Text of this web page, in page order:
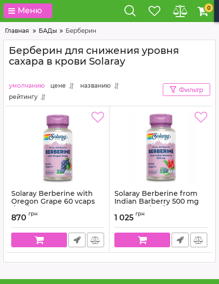
Меню 0
Главная БАДы Берберин
Берберин для снижения уровня
сахара в крови Solaray
умолчанию цене
названию
рейтингу
Фильтр
Solaray Berberine with
Oregon Grape 60 vcaps
берберин с орегонским
виноградом
Артикул: NP00033
870 грн
Solaray Berberine from
Indian Barberry 500 mg
60 vcaps берберин из
индийского барбариса
Артикул: NP00034
1 025 грн